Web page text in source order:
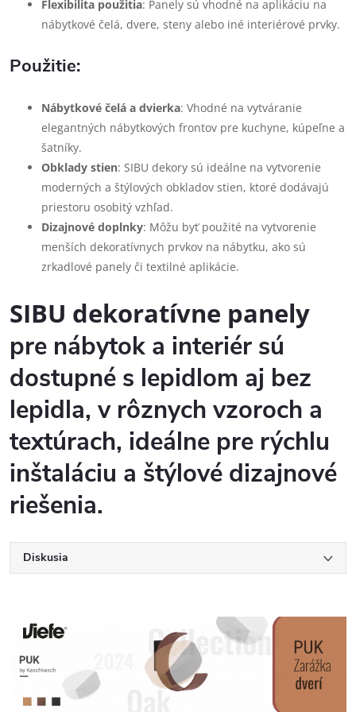
Flexibilita použitia: Panely sú vhodné na aplikáciu na
nábytkové čelá, dvere, steny alebo iné interiérové prvky.
Použitie:
Nábytkové čelá a dvierka: Vhodné na vytváranie
elegantných nábytkových frontov pre kuchyne, kúpeľne a
šatníky.
Obklady stien: SIBU dekory sú ideálne na vytvorenie
moderných a štýlových obkladov stien, ktoré dodávajú
priestoru osobitý vzhľad.
Dizajnové doplnky: Môžu byť použité na vytvorenie
menších dekoratívnych prvkov na nábytku, ako sú
zrkadlové panely či textilné aplikácie.
SIBU dekoratívne panely
pre nábytok a interiér sú
dostupné s lepidlom aj bez
lepidla, v rôznych vzoroch a
textúrach, ideálne pre rýchlu
inštaláciu a štýlové dizajnové
riešenia.
Diskusia